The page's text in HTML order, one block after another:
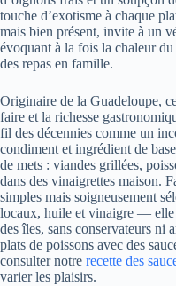
touche d’exotisme à chaque
mais bien présent, invite à un
évoquant à la fois la chaleur
des repas en famille.
Originaire de la Guadeloupe,
faire et la richesse
fil des décennies comme un
condiment et ingrédient de
de mets : viandes grillées,
dans des vinaigrettes maison.
simples mais soigneusement
locaux, huile et vinaigre — elle
des îles, sans conservateurs ni
plats de poissons avec des
consulter notre recette des
varier les plaisirs.